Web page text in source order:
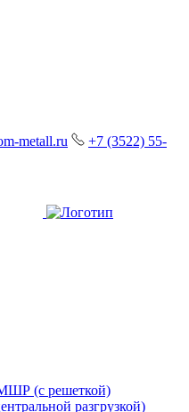
metall.ru
+7 (3522) 55-
(с решеткой)
разгрузкой)